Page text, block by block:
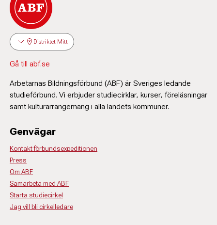
Distriktet Mitt
Gå till abf.se
Arbetarnas Bildningsförbund (ABF) är Sveriges ledande
studieförbund. Vi erbjuder studiecirklar, kurser, föreläsningar
samt kulturarrangemang i alla landets kommuner.
Genvägar
Kontakt förbundsexpeditionen
Press
Om ABF
Samarbeta med ABF
Starta studiecirkel
Jag vill bli cirkelledare